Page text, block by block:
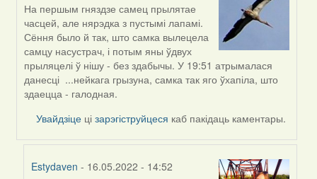
In
reply
to
by
Harrier
На першым гняздзе самец прылятае
часцей, але нярэдка з пустымі лапамі.
Сёння было й так, што самка вылецела
самцу насустрач, і потым яны ўдвух
прыляцелі ў нішу - без здабычы. У 19:51 атрымалася
данесці ...нейкага грызуна, самка так яго ўхапіла, што
здаецца - галодная.
Увайдзіце цізарэгіструйцеся каб пакідаць каментары.
Estydaven - 16.05.2022 - 14:52